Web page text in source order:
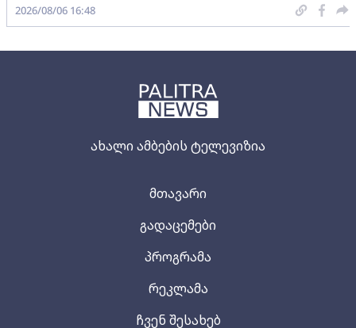
ახალი ამბების ტელევიზია
მთავარი
გადაცემები
პროგრამა
რეკლამა
ჩვენ შესახებ
2026/08/06 16:48